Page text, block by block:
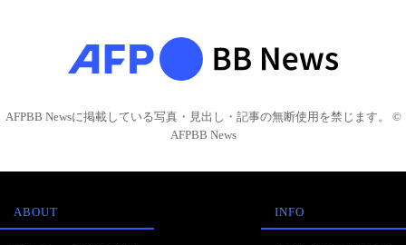
AFPBB Newsに掲載している写真・見出し・記事の無断使用を禁じます。 ©
AFPBB News
ABOUT INFO